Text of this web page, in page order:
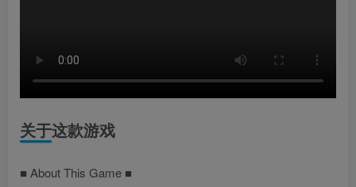
关于这款游戏
■ About This Game ■